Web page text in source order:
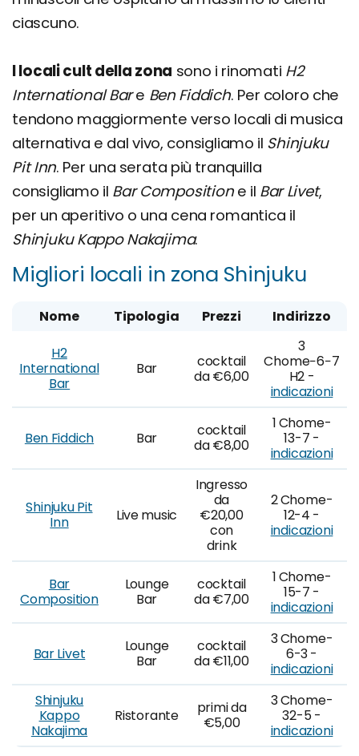
ciascuno.
I locali cult della zona sono i rinomati H2
International Bare Ben Fiddich. Per coloro che
tendono maggiormente verso locali di musica
alternativa e dal vivo, consigliamo il Shinjuku
Pit Inn. Per una serata più tranquilla
consigliamo il Bar Compositione il Bar Livet,
per un aperitivo o una cena romantica il
Shinjuku Kappo Nakajima.
Migliori locali in zona Shinjuku
Nome Tipologia Prezzi
Indirizzo
H2
International
Bar
Bar
cocktail
da €6,00
3
Chome−6−7
H2 -
indicazioni
Ben Fiddich Bar
cocktail
da €8,00
1 Chome-
13-7 -
indicazioni
Shinjuku Pit
Inn
Live music
Ingresso
da
€20,00
con
drink
2 Chome-
12-4 -
indicazioni
Bar
Composition
Lounge
Bar
cocktail
da €7,00
1 Chome-
15-7 -
indicazioni
Bar Livet
Lounge
Bar
cocktail
da €11,00
3 Chome-
6-3 -
indicazioni
Shinjuku
Kappo
Nakajima
Ristorante
primi da
€5,00
3 Chome-
32-5 -
indicazioni